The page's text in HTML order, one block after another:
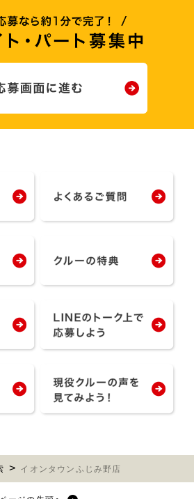
イオンタウンふじみ野店